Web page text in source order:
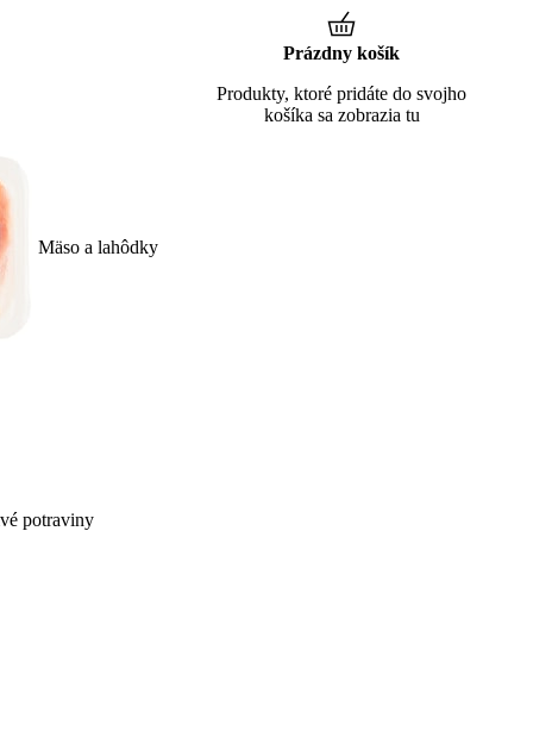
Mäso a lahôdky
potraviny
Prázdny košík
Produkty, ktoré pridáte do svojho
košíka sa zobrazia tu